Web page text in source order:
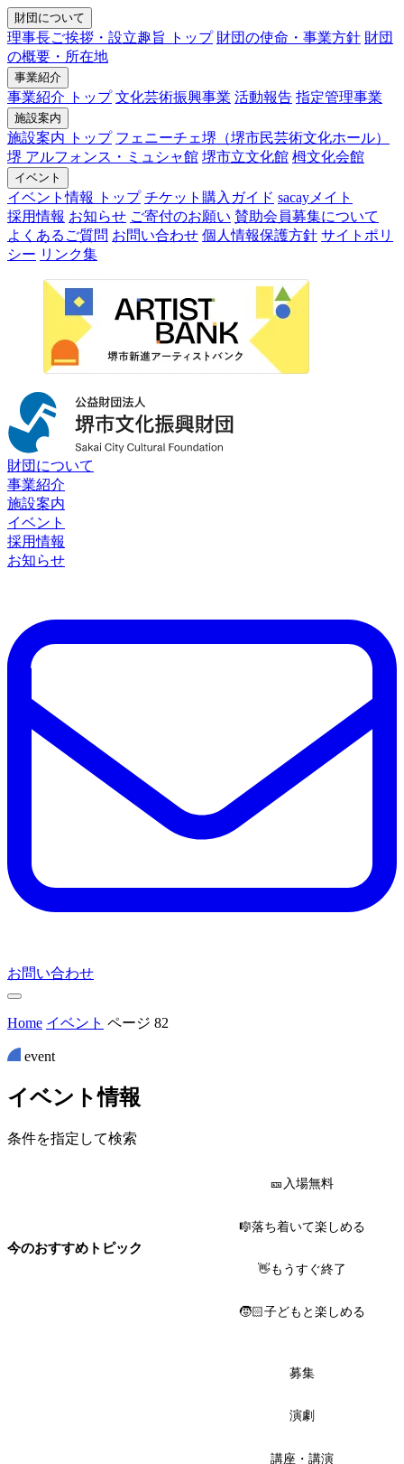
財団について
理事長ご挨拶・設立趣旨 トップ 財団の使命・事業方針 財団
の概要・所在地
事業紹介
事業紹介 トップ 文化芸術振興事業 活動報告 指定管理事業
施設案内
施設案内 トップ フェニーチェ堺（堺市民芸術文化ホール）
堺 アルフォンス・ミュシャ館 堺市立文化館 栂文化会館
イベント
イベント情報 トップ チケット購入ガイド sacayメイト
採用情報 お知らせ ご寄付のお願い 賛助会員募集について
よくあるご質問 お問い合わせ 個人情報保護方針 サイトポリ
シー リンク集
財団について
事業紹介
施設案内
イベント
採用情報
お知らせ
お問い合わせ
Home イベント ページ 82
event
イベン ト情報
条件を指定して検索
今のおすすめトピック
🎫入場無料
🎼落ち着いて楽しめる
👋もうすぐ終了
🧒🏻子どもと楽しめる
募集
演劇
講座・講演